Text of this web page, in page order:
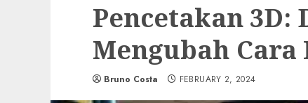
Pencetakan
Mengubah
Bruno Costa FEBRUARY 2, 2024